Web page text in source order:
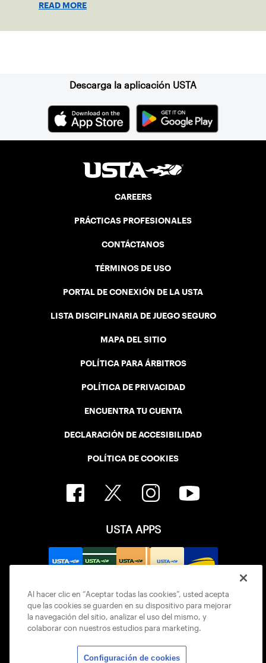
READ MORE
Descarga la aplicación USTA
CAREERS
PRÁCTICAS PROFESIONALES
CONTÁCTANOS
TÉRMINOS DE USO
PORTAL DE CONEXIÓN DE LA USTA
LISTA DISCIPLINARIA DE JUEGO SEGURO
MAPA DEL SITIO
POLÍTICA PARA ÁRBITROS
POLÍTICA DE PRIVACIDAD
ENCUENTRA TU CUENTA
DECLARACIÓN DE ACCESIBILIDAD
POLÍTICA DE COOKIES
USTA APPS
Al hacer clic en “Aceptar todas las cookies”, usted acepta
que las cookies se guarden en su dispositivo para mejorar
la navegación del sitio, analizar el uso del mismo, y
colaborar con nuestros estudios para marketing.
Configuración de cookies